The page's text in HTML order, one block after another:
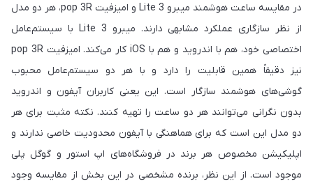
در مقایسه ساعت هوشمند میبرو Lite 3 و امیزفیت pop 3R، هر دو مدل
از نظر سازگاری عملکرد مشابهی دارند. میبرو Lite 3 با سیستم‌عامل
اختصاصی خود، هم با اندروید و هم با iOS کار می‌کند. امیزفیت pop 3R
نیز دقیقاً همین قابلیت را دارد و با هر دو سیستم‌عامل محبوب
گوشی‌های هوشمند سازگار است. این یعنی کاربران آیفون و اندروید
بدون نگرانی می‌توانند هر دو ساعت را تهیه کنند. نکته مثبت برای هر
دو مدل این است که برای هماهنگی با آیفون محدودیت خاصی ندارند و
اپلیکیشن مخصوص هر برند در فروشگاه‌های اپ استور و گوگل پلی
موجود است. از این نظر، برنده مشخصی در این بخش از مقایسه وجود